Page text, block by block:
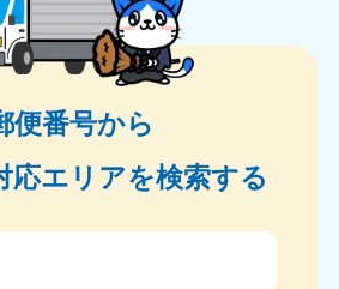
便番号から
応エリアを検索する